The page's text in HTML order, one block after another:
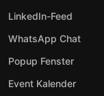
LinkedIn-Feed
WhatsApp Chat
Popup Fenster
Event Kalender